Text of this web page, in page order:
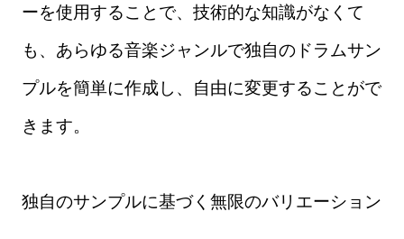
ーを使用することで、技術的な知識がなくて
も、あらゆる音楽ジャンルで独自のドラムサン
プルを簡単に作成し、自由に変更することがで
きます。
独自のサンプルに基づく無限のバリエーション